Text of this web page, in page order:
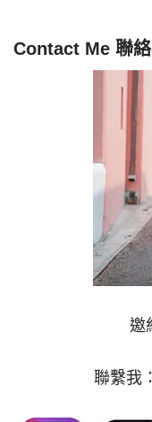
Contact Me 聯
邀
聯繫我：